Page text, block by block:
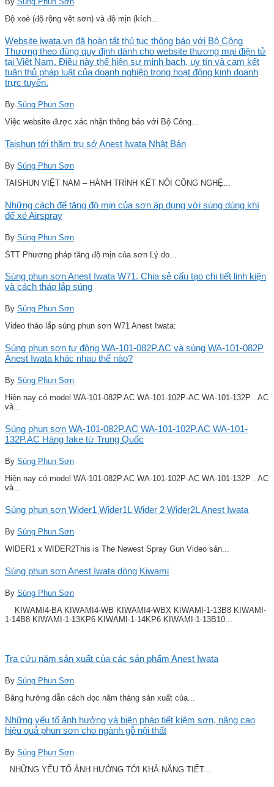
Độ xoè (độ rộng vệt sơn) và độ mịn (kích...
Website iwata.vn đã hoàn tất thủ tục thông báo với Bộ Công
Thương theo đúng quy định dành cho website thương mại điện tử
tại Việt Nam. Điều này thể hiện sự minh bạch, uy tín và cam kết
tuân thủ pháp luật của doanh nghiệp trong hoạt động kinh doanh
trực tuyến.
By Súng Phun Sơn
Việc website được xác nhận thông báo với Bộ Công...
Taishun tới thăm trụ sở Anest Iwata Nhật Bản
By Súng Phun Sơn
TAISHUN VIỆT NAM – HÀNH TRÌNH KẾT NỐI CÔNG NGHỆ...
Những cách để tăng độ mịn của sơn áp dụng với súng dùng khí
để xé Airspray
By Súng Phun Sơn
STT Phương pháp tăng độ mịn của sơn Lý do...
Súng phun sơn Anest Iwata W71. Chia sẻ cấu tạo chi tiết linh kiện
và cách tháo lắp súng
By Súng Phun Sơn
Video tháo lắp súng phun sơn W71 Anest Iwata:
Súng phun sơn tự động WA-101-082P.AC và súng WA-101-082P
Anest Iwata khác nhau thế nào?
By Súng Phun Sơn
Hiện nay có model WA-101-082P.AC WA-101-102P-AC WA-101-132P . AC
và...
Súng phun sơn WA-101-082P.AC WA-101-102P.AC WA-101-
132P.AC Hàng fake từ Trung Quốc
By Súng Phun Sơn
Hiện nay có model WA-101-082P.AC WA-101-102P-AC WA-101-132P . AC
và...
Súng phun sơn Wider1 Wider1L Wider 2 Wider2L Anest Iwata
By Súng Phun Sơn
WIDER1 x WIDER2This is The Newest Spray Gun Video sản...
Súng phun sơn Anest Iwata dòng Kiwami
By Súng Phun Sơn
KIWAMI4-BA KIWAMI4-WB KIWAMI4-WBX KIWAMI-1-13B8 KIWAMI-
1-14B8 KIWAMI-1-13KP6 KIWAMI-1-14KP6 KIWAMI-1-13B10...
Tra cứu năm sản xuất của các sản phẩm Anest Iwata
By Súng Phun Sơn
Bảng hướng dẫn cách đọc năm tháng sản xuất của...
Những yếu tố ảnh hưởng và biện pháp tiết kiệm sơn, nâng cao
hiệu quả phun sơn cho ngành gỗ nội thất
By Súng Phun Sơn
NHỮNG YẾU TỐ ẢNH HƯỞNG TỚI KHẢ NĂNG TIẾT...